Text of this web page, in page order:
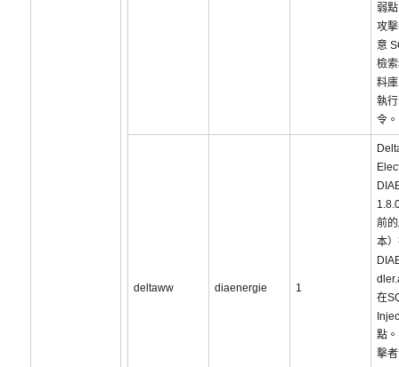
弱
攻
意
檢
料
執
令。
deltaww diaenergie 1
前
本
在
點
擊